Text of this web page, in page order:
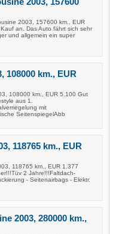
2003, 157600 km., EUR
an. Das Auto fährt sich sehr
und allgemein ein super
108000 km., EUR
108000 km., EUR 5.100 Gut
aus 1.
mit
SeitenspiegelAbb
118765 km., EUR
118765 km., EUR 1.377
2 Jahre!!!Faltdach-
- Seitenairbags - Elektr.
2003, 280000 km.,